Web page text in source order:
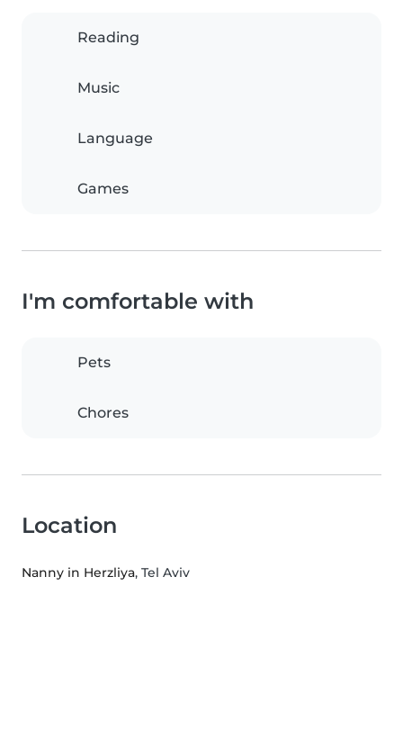
Reading
Music
Language
Games
I'm comfortable with
Pets
Chores
Location
Nanny in Herzliya, Tel Aviv